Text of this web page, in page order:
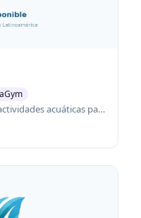
Alberca deportiva en Colima con actividades acuáticas para todas las edades.